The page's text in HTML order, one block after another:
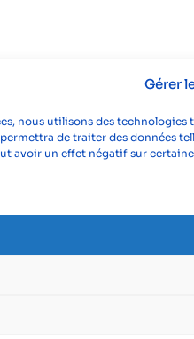
Gérer
nous utilisons des
de traiter des données
avoir un effet négatif sur